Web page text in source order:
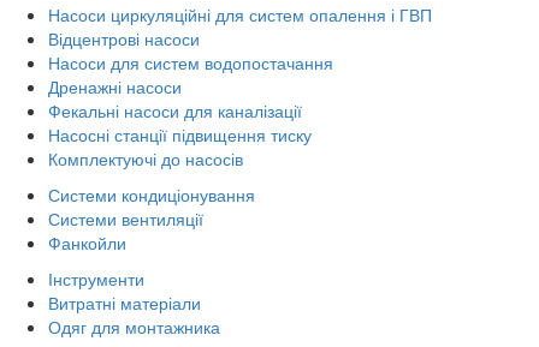
Насоси циркуляційні для систем опалення і ГВП
Відцентрові насоси
Насоси для систем водопостачання
Дренажні насоси
Фекальні насоси для каналізації
Насосні станції підвищення тиску
Комплектуючі до насосів
Системи кондиціонування
Системи вентиляції
Фанкойли
Інструменти
Витратні матеріали
Одяг для монтажника